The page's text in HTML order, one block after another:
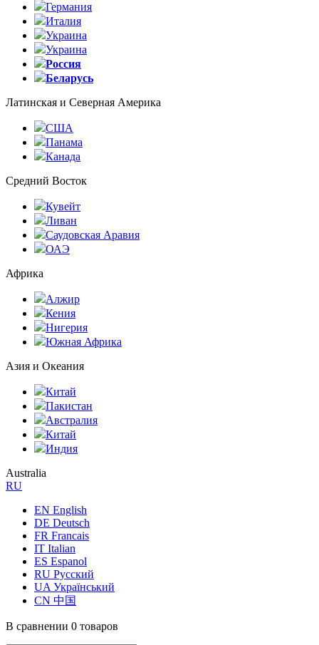
Германия
Италия
Украина
Украина
Россия
Беларусь
Латинская и Северная Америка
США
Панама
Канада
Средний Восток
Кувейт
Ливан
Саудовская Аравия
ОАЭ
Африка
Алжир
Кения
Нигерия
Южная Африка
Азия и Океания
Китай
Пакистан
Австралия
Китай
Индия
Australia
RU
EN English
DE Deutsch
FR Francais
IT Italian
ES Espanol
RU Русский
UA Український
CN 中国
В сравнении 0 товаров